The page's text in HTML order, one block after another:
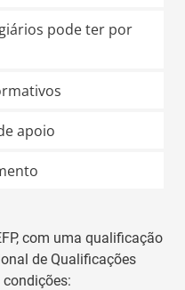
pode ter por
apoio
com uma qualificação
de Qualificações
condições: